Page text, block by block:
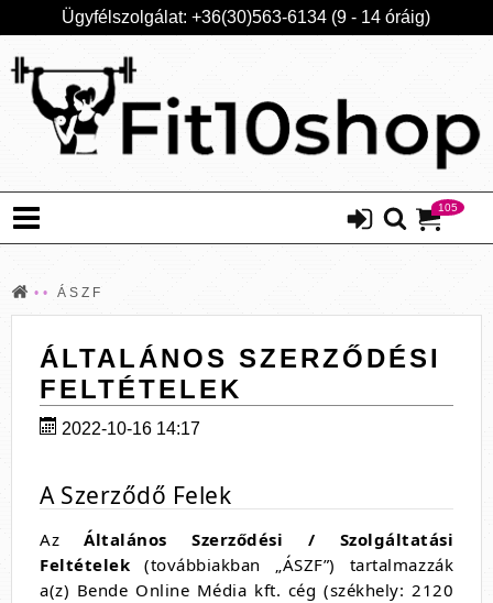
Ügyfélszolgálat: +36(30)563-6134 (9 - 14 óráig)
105
ÁSZF
ÁLTALÁNOS SZERZŐDÉSI
FELTÉTELEK
2022-10-16 14:17
A Szerződő Felek
AzÁltalános Szerződési / Szolgáltatási
Feltételek (továbbiakban „ÁSZF”) tartalmazzák
a(z) Bende Online Média kft. cég (székhely: 2120